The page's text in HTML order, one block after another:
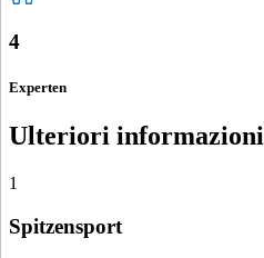
4
Experten
Ulteriori informazioni
1
Spitzensport